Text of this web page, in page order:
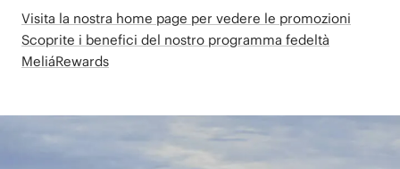
Visita la nostra home page per vedere le promozioni
Scoprite i benefici del nostro programma fedeltà
MeliáRewards